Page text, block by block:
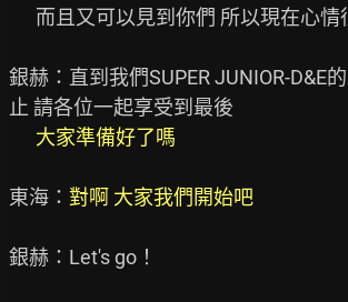
銀赫：直到我們SUPER JUNIOR-D&E
止 請各位一起享受到最後
大家準備好了嗎
東海： 對啊 大家我們開始吧
銀赫：Let's go！